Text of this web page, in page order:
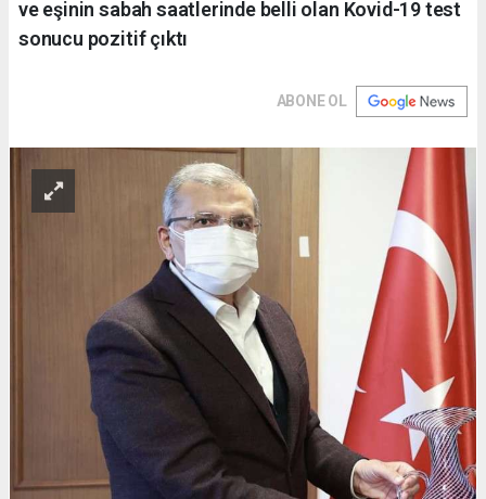
ve eşinin sabah saatlerinde belli olan Kovid-19 test
sonucu pozitif çıktı
ABONE OL